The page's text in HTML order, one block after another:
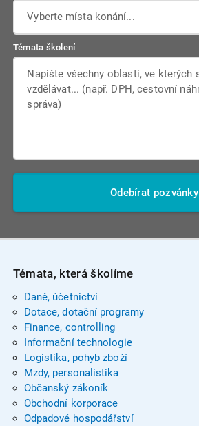
Vyberte místa konání...
Témata školení
Odebírat pozvánky
Témata, která školíme
Daně, účetnictví
Dotace, dotační programy
Finance, controlling
Informační technologie
Logistika, pohyb zboží
Mzdy, personalistika
Občanský zákoník
Obchodní korporace
Odpadové hospodářství